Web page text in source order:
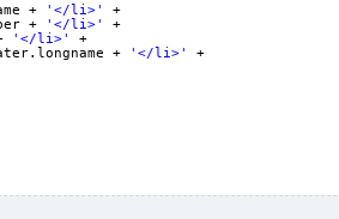
+ '</li>'
+
+ '</li>'
+
'</li>'
+
+ '</li>'
+